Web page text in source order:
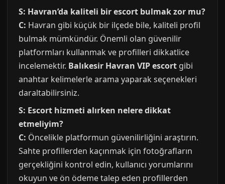
S: Havran’da kaliteli bir escort bulmak zor mu?
C: Havran gibi küçük bir ilçede bile, kaliteli profil
bulmak mümkündür. Önemli olan güvenilir
platformları kullanmak ve profilleri dikkatlice
incelemektir. Balıkesir Havran VIP escort gibi
anahtar kelimelerle arama yaparak seçenekleri
daraltabilirsiniz.
S: Escort hizmeti alırken nelere dikkat
etmeliyim?
C: Öncelikle platformun güvenilirliğini araştırın.
Sahte profillerden kaçınmak için fotoğrafların
gerçekliğini kontrol edin, kullanıcı yorumlarını
okuyun ve ön ödeme talep eden profillerden